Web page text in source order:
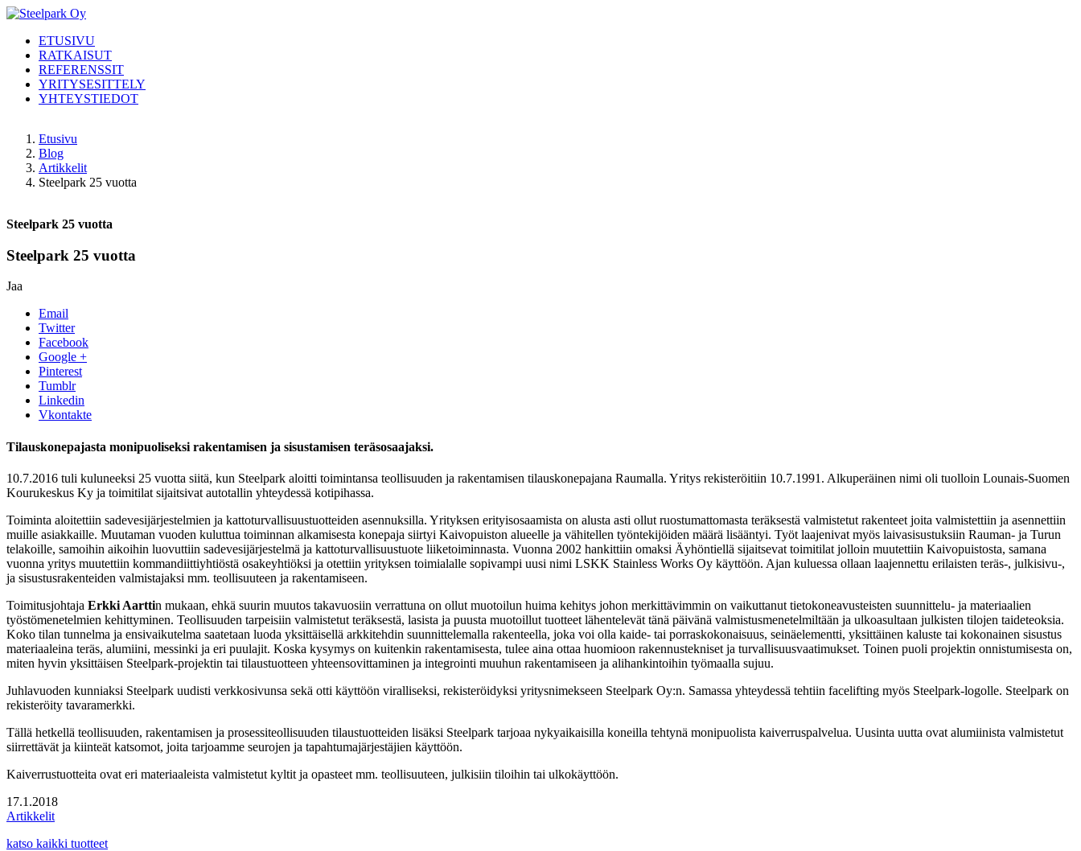
ETUSIVU
RATKAISUT
REFERENSSIT
YRITYSESITTELY
YHTEYSTIEDOT
Etusivu
Blog
Artikkelit
Steelpark 25 vuotta
Steelpark 25 vuotta
Steelpark 25 vuotta
Jaa
Email
Twitter
Facebook
Google +
Pinterest
Tumblr
Linkedin
Vkontakte
Tilauskonepajasta monipuoliseksi rakentamisen ja sisustamisen teräsosaajaksi.
10.7.2016 tuli kuluneeksi 25 vuotta siitä, kun Steelpark aloitti toimintansa teollisuuden ja rakentamisen tilauskonepajana Raumalla. Yritys rekisteröitiin 10.7.1991. Alkuperäinen nimi oli tuolloin Lounais-Suomen
Kourukeskus Ky ja toimitilat sijaitsivat autotallin yhteydessä kotipihassa.
Toiminta aloitettiin sadevesijärjestelmien ja kattoturvallisuustuotteiden asennuksilla. Yrityksen erityisosaamista on alusta asti ollut ruostumattomasta teräksestä valmistetut rakenteet joita valmistettiin ja asennettiin
muille asiakkaille. Muutaman vuoden kuluttua toiminnan alkamisesta konepaja siirtyi Kaivopuiston alueelle ja vähitellen työntekijöiden määrä lisääntyi. Työt laajenivat myös laivasisustuksiin Rauman- ja Turun
telakoille, samoihin aikoihin luovuttiin sadevesijärjestelmä ja kattoturvallisuustuote liiketoiminnasta. Vuonna 2002 hankittiin omaksi Äyhöntiellä sijaitsevat toimitilat jolloin muutettiin Kaivopuistosta, samana
vuonna yritys muutettiin kommandiittiyhtiöstä osakeyhtiöksi ja otettiin yrityksen toimialalle sopivampi uusi nimi LSKK Stainless Works Oy käyttöön. Ajan kuluessa ollaan laajennettu erilaisten teräs-, julkisivu-,
ja sisustusrakenteiden valmistajaksi mm. teollisuuteen ja rakentamiseen.
Toimitusjohtaja Erkki Aarttin mukaan, ehkä suurin muutos takavuosiin verrattuna on ollut muotoilun huima kehitys johon merkittävimmin on vaikuttanut tietokoneavusteisten suunnittelu- ja materiaalien
työstömenetelmien kehittyminen. Teollisuuden tarpeisiin valmistetut teräksestä, lasista ja puusta muotoillut tuotteet lähentelevät tänä päivänä valmistusmenetelmiltään ja ulkoasultaan julkisten tilojen taideteoksia.
Koko tilan tunnelma ja ensivaikutelma saatetaan luoda yksittäisellä arkkitehdin suunnittelemalla rakenteella, joka voi olla kaide- tai porraskokonaisuus, seinäelementti, yksittäinen kaluste tai kokonainen sisustus
materiaaleina teräs, alumiini, messinki ja eri puulajit. Koska kysymys on kuitenkin rakentamisesta, tulee aina ottaa huomioon rakennustekniset ja turvallisuusvaatimukset. Toinen puoli projektin onnistumisesta on,
miten hyvin yksittäisen Steelpark-projektin tai tilaustuotteen yhteensovittaminen ja integrointi muuhun rakentamiseen ja alihankintoihin työmaalla sujuu.
Juhlavuoden kunniaksi Steelpark uudisti verkkosivunsa sekä otti käyttöön viralliseksi, rekisteröidyksi yritysnimekseen Steelpark Oy:n. Samassa yhteydessä tehtiin facelifting myös Steelpark-logolle. Steelpark on
rekisteröity tavaramerkki.
Tällä hetkellä teollisuuden, rakentamisen ja prosessiteollisuuden tilaustuotteiden lisäksi Steelpark tarjoaa nykyaikaisilla koneilla tehtynä monipuolista kaiverruspalvelua. Uusinta uutta ovat alumiinista valmistetut
siirrettävät ja kiinteät katsomot, joita tarjoamme seurojen ja tapahtumajärjestäjien käyttöön.
Kaiverrustuotteita ovat eri materiaaleista valmistetut kyltit ja opasteet mm. teollisuuteen, julkisiin tiloihin tai ulkokäyttöön.
17.1.2018
Artikkelit
katso kaikki tuotteet